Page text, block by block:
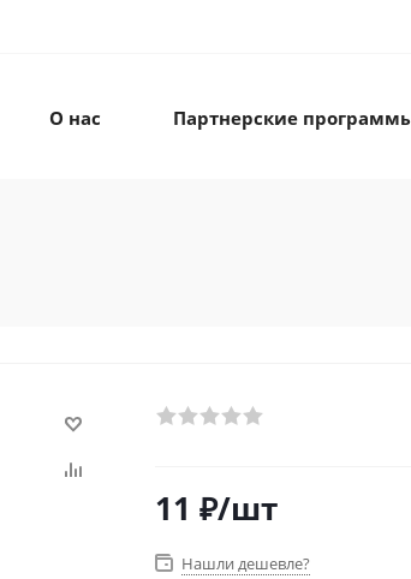
О нас Партнерские
11 ₽/шт
Нашли дешевле?